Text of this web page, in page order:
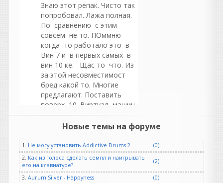
Знаю этот репак. Чисто так
попробовал. Лажа полная.
По сравнению с этим
совсем не то. ПОммню
когда то работало это в
Вин 7 и в первых самых в
вин 10 ке. Щас то что. Из
за этой несовместимост
бред какой то. Многие
предлагают. Поставить
поверх 10. Виртуал машин
Хр.Ну чтобы кейген
заработал. оно мне
надо...
bicent26
написал 08.08.2026 в
Новые темы на форуме
1. Не могу установить Addictive Drums 2
(0)
2. Как из голоса сделать семпл и наигрывать
его на клавиатуре?
(2)
3. Aurum Silver - Happyness
(0)